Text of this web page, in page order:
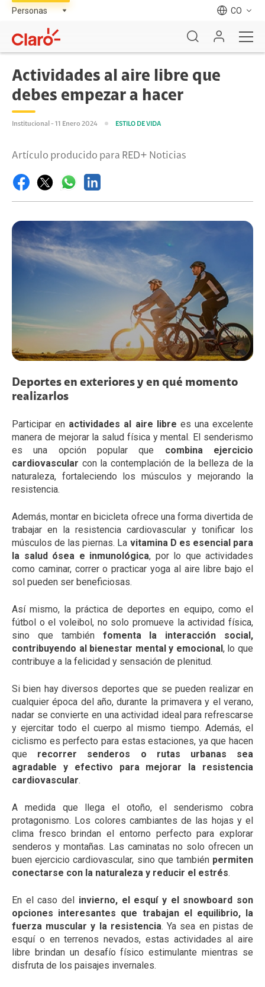
CO
Actividades al aire libre que
debes empezar a hacer
Institucional - 11 Enero 2024 ESTILO DE VIDA
Artículo producido para RED+ Noticias
Deportes en exteriores y en qué momento
realizarlos
Participar en actividades al aire libre es una excelente
manera de mejorar la salud física y mental. El senderismo
es una opción popular que combina ejercicio
cardiovascular con la contemplación de la belleza de la
naturaleza, fortaleciendo los músculos y mejorando la
resistencia.
Además, montar en bicicleta ofrece una forma divertida de
trabajar en la resistencia cardiovascular y tonificar los
músculos de las piernas. La vitamina D es esencial para
la salud ósea e inmunológica, por lo que actividades
como caminar, correr o practicar yoga al aire libre bajo el
sol pueden ser beneficiosas.
Así mismo, la práctica de deportes en equipo, como el
fútbol o el voleibol, no solo promueve la actividad física,
sino que también fomenta la interacción social,
contribuyendo al bienestar mental y emocional , lo que
contribuye a la felicidad y sensación de plenitud.
Si bien hay diversos deportes que se pueden realizar en
cualquier época del año, durante la primavera y el verano,
nadar se convierte en una actividad ideal para refrescarse
y ejercitar todo el cuerpo al mismo tiempo. Además, el
ciclismo es perfecto para estas estaciones, ya que hacen
que recorrer senderos o rutas urbanas sea
agradable y efectivo para mejorar la resistencia
cardiovascular.
A medida que llega el otoño, el senderismo cobra
protagonismo. Los colores cambiantes de las hojas y el
clima fresco brindan el entorno perfecto para explorar
senderos y montañas. Las caminatas no solo ofrecen un
buen ejercicio cardiovascular, sino que también permiten
conectarse con la naturaleza y reducir el estrés.
En el caso del invierno, el esquí y el snowboard son
opciones interesantes que trabajan el equilibrio, la
fuerza muscular y la resistencia. Ya sea en pistas de
esquí o en terrenos nevados, estas actividades al aire
libre brindan un desafío físico estimulante mientras se
disfruta de los paisajes invernales.